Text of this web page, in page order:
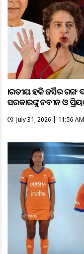
ଭାରତୀୟ ହକି ଜର୍ସିର
ସରକାରଙ୍କୁ ନବୀନ ଓ
July 31, 2026 | 11:56 AM